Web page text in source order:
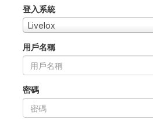
登入系統
Livelox
用戶名稱
密碼